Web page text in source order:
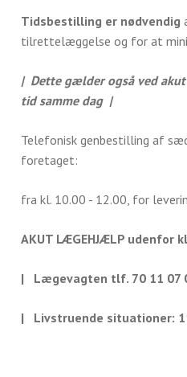
Tidsbestilling er nødvendig
tilrettelæggelse og for at
| Dette gælder også ved
tid samme dag |
Telefonisk genbestilling af
foretaget:
fra kl. 10.00 - 12.00, for
AKUT LÆGEHJÆLP udenfor
| Lægevagten tlf. 70 11
| Livstruende situationer: